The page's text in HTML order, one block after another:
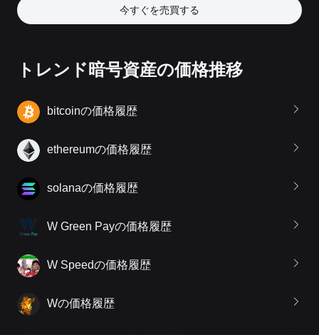
今すぐを売買する
トレンド暗号資産の価格推移
bitcoinの価格履歴
ethereumの価格履歴
solanaの価格履歴
W Green Payの価格履歴
W Speedの価格履歴
Wの価格履歴